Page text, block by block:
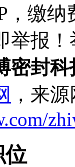
，缴
举报
密封
，来
位